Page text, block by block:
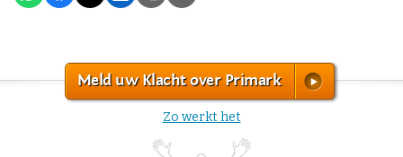
Meld uw Klacht over Primark
Zo werkt het